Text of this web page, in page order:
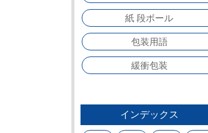
紙 段ボール
包装用語
緩衝包装
インデックス